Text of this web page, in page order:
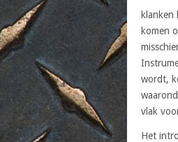
klanken
komen
wordt,
vlak
Het